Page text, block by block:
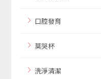
口腔發育
莫哭杯
洗淨清潔